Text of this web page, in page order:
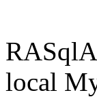
local